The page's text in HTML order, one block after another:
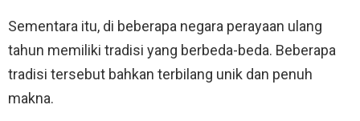
Sementara itu, di beberapa negara perayaan ulang
tahun memiliki tradisi yang berbeda-beda. Beberapa
tradisi tersebut bahkan terbilang unik dan penuh
makna.